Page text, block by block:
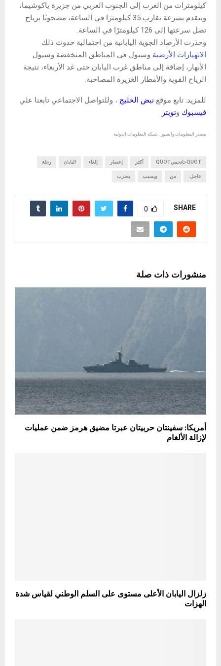
كيلومترات من الغرب إلى الجنوب الغربي من جزيرة ياكوشيما،
ويتقدم بسرعة تقارب 35 كيلومترًا في الساعة، مصحوبًا برياح
تصل سرعتها إلى 126 كيلومترًا في الساعة.
وحذرت الأرصاد الجوية اليابانية من احتمالية حدوث ذلك
الانهيارات الأرضية وسيول في المناطق المنخفضة وسيول
الأنهار، إضافة إلى مناطق غرب اليابان حتى غد الأربعاء، نتيجة
الرياح القوية والأمطار الغزيرة المصاحبة.
للمزيد: تابع موقع نبض الخليج ، وللتواصل الاجتماعي تابعنا علي
فيسبوك وتويتر
مصدر المعلومات والصور : شبكة المعلومات الدولية
QUOTجانجميQUOT أكثر إعصار إلغاء اليابان رحلة
عاجل. من ويسبب يضرب
SHARE
0
منشورات ذات صلة
أمريكا: سفينتان حربيتان عبرتا مضيق هرمز ضمن عمليات
لإزالة الألغام
زلزال اليابان الأعلى مستوى على السلم الوطني لقياس شدة
الهزات